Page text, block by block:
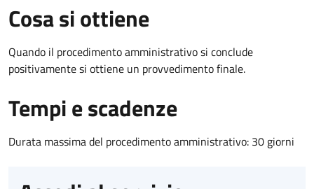
Cosa si ottiene
Quando il procedimento amministrativo si conclude
positivamente si ottiene un provvedimento finale.
Tempi e scadenze
Durata massima del procedimento amministrativo: 30 giorni